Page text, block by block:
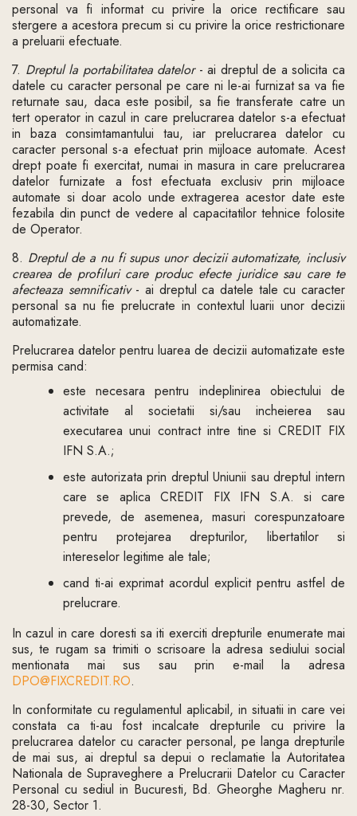
personal va fi informat cu privire la orice rectificare sau
stergere a acestora precum si cu privire la orice restrictionare
a preluarii efectuate.
7. Dreptul la portabilitatea datelor- ai dreptul de a solicita ca
datele cu caracter personal pe care ni le-ai furnizat sa va fie
returnate sau, daca este posibil, sa fie transferate catre un
tert operator in cazul in care prelucrarea datelor s-a efectuat
in baza consimtamantului tau, iar prelucrarea datelor cu
caracter personal s-a efectuat prin mijloace automate. Acest
drept poate fi exercitat, numai in masura in care prelucrarea
datelor furnizate a fost efectuata exclusiv prin mijloace
automate si doar acolo unde extragerea acestor date este
fezabila din punct de vedere al capacitatilor tehnice folosite
de Operator.
8. Dreptul de a nu fi supus unor decizii automatizate, inclusiv
crearea de profiluri care produc efecte juridice sau care te
afecteaza semnificativ- ai dreptul ca datele tale cu caracter
personal sa nu fie prelucrate in contextul luarii unor decizii
automatizate.
Prelucrarea datelor pentru luarea de decizii automatizate este
permisa cand:
este necesara pentru indeplinirea obiectului de
activitate al societatii si/sau incheierea sau
executarea unui contract intre tine si CREDIT FIX
IFN S.A.;
este autorizata prin dreptul Uniunii sau dreptul intern
care se aplica CREDIT FIX IFN S.A. si care
prevede, de asemenea, masuri corespunzatoare
pentru protejarea drepturilor, libertatilor si
intereselor legitime ale tale;
cand ti-ai exprimat acordul explicit pentru astfel de
prelucrare.
In cazul in care doresti sa iti exerciti drepturile enumerate mai
sus, te rugam sa trimiti o scrisoare la adresa sediului social
mentionata mai sus sau prin e-mail la adresa
DPO@FIXCREDIT.RO.
In conformitate cu regulamentul aplicabil, in situatii in care vei
constata ca ti-au fost incalcate drepturile cu privire la
prelucrarea datelor cu caracter personal, pe langa drepturile
de mai sus, ai dreptul sa depui o reclamatie la Autoritatea
Nationala de Supraveghere a Prelucrarii Datelor cu Caracter
Personal cu sediul in Bucuresti, Bd. Gheorghe Magheru nr.
28-30, Sector 1.